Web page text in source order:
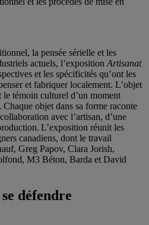
la pensée sérielle et les
actuels, l’exposition Artisanat
et les spécificités qu’ont les
et fabriquer localement. L’objet
le témoin culturel d’un moment
objet dans sa forme raconte
avec l’artisan, d’une
L’exposition réunit les
canadiens, dont le travail
Greg Papov, Clara Jorish,
M3 Béton, Barda et David
défendre